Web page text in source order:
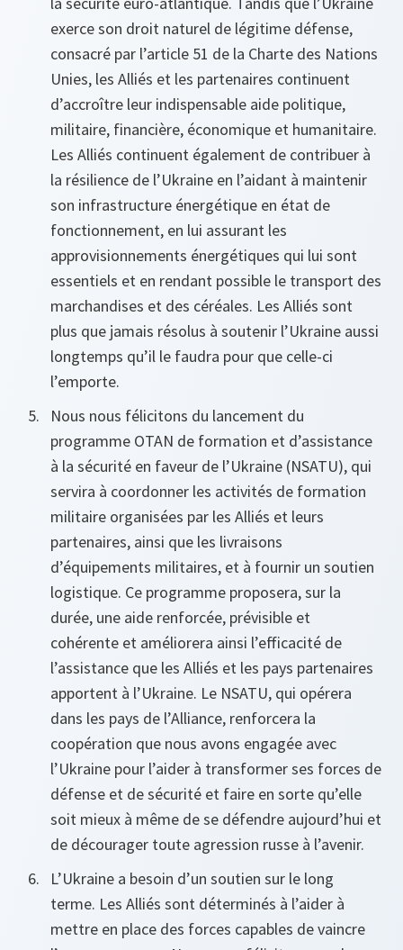
exerce son droit naturel de légitime défense,
consacré par l’article 51 de la Charte des Nations
Unies, les Alliés et les partenaires continuent
d’accroître leur indispensable aide politique,
militaire, financière, économique et humanitaire.
Les Alliés continuent également de contribuer à
la résilience de l’Ukraine en l’aidant à maintenir
son infrastructure énergétique en état de
fonctionnement, en lui assurant les
approvisionnements énergétiques qui lui sont
essentiels et en rendant possible le transport des
marchandises et des céréales. Les Alliés sont
plus que jamais résolus à soutenir l’Ukraine aussi
longtemps qu’il le faudra pour que celle-ci
l’emporte.
Nous nous félicitons du lancement du
programme OTAN de formation et d’assistance
à la sécurité en faveur de l’Ukraine (NSATU), qui
servira à coordonner les activités de formation
militaire organisées par les Alliés et leurs
partenaires, ainsi que les livraisons
d’équipements militaires, et à fournir un soutien
logistique. Ce programme proposera, sur la
durée, une aide renforcée, prévisible et
cohérente et améliorera ainsi l’efficacité de
l’assistance que les Alliés et les pays partenaires
apportent à l’Ukraine. Le NSATU, qui opérera
dans les pays de l’Alliance, renforcera la
coopération que nous avons engagée avec
l’Ukraine pour l’aider à transformer ses forces de
défense et de sécurité et faire en sorte qu’elle
soit mieux à même de se défendre aujourd’hui et
de décourager toute agression russe à l’avenir.
L’Ukraine a besoin d’un soutien sur le long
terme. Les Alliés sont déterminés à l’aider à
mettre en place des forces capables de vaincre